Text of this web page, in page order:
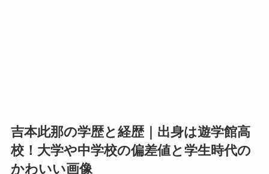
吉本此那の学歴と経歴｜出身は遊学館高
校！大学や中学校の偏差値と学生時代の
かわいい画像